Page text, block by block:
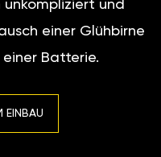
und
einer Glühbirne
Batterie.
EINBAU